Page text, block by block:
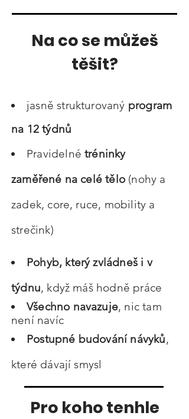
Na co se můžeš
těšit?
jasně strukturovaný program
na 12 týdnů
Pravidelné tréninky
zaměřené na celé tělo (nohy a
zadek, core, ruce, mobility a
strečink)
Pohyb, který zvládneš i v
týdnu, když máš hodně práce
Všechno navazuje, nic tam
není navíc
Postupné budování návyků,
které dávají smysl
Pro koho tenhle